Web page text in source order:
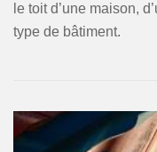
le toit d’une maison,
type de bâtiment.